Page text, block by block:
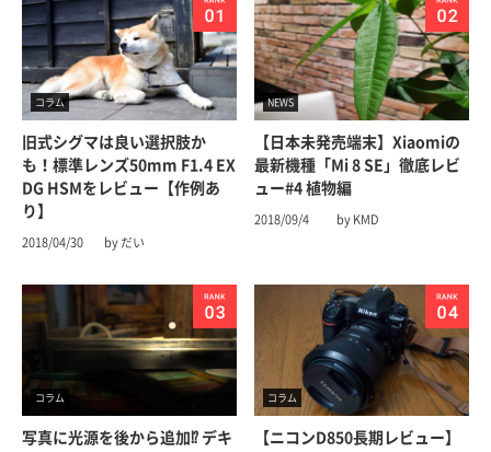
コラム
旧式シグマは良い選択肢か
も！標準レンズ50mm F1.4 EX
DG HSMをレビュー【作例あ
り】
2018/04/30 by だい
NEWS
【日本未発売端末】Xiaomiの
最新機種「Mi 8 SE」徹底レビ
ュー#4 植物編
2018/09/4 by KMD
コラム
写真に光源を後から追加⁉︎ デキ
コラム
【ニコンD850長期レビュー】